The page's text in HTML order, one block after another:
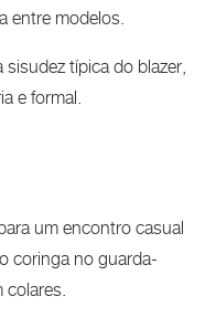
entre modelos.
sisudez típica do blazer,
e formal.
um encontro casual
coringa no guarda-
colares.